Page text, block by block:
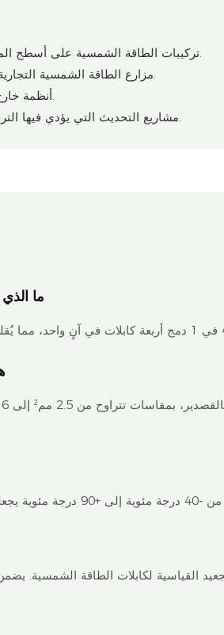
تركيبات الطاقة الشمسية على أسطح المنازل السكنية التي تتطلب أسلاكًا صغيرة الحجم وفعالة.
مزارع الطاقة الشمسية التجارية التي تحتاج إلى وصلات قابلة للتوسع وذات سعة عالية.
أنظمة خارج الشبكة حيث تكون المساحة والمتانة أمراً بالغ الأهمية.
مشاريع التحديث التي يؤدي فيها الترقية إلى حل متعدد التوصيلات إلى تحسين كفاءة النظام.
ما